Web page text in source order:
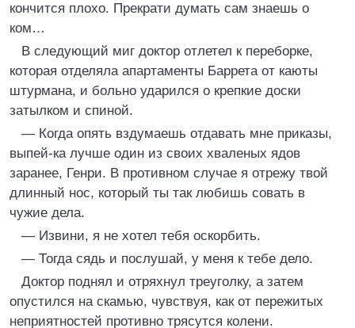
кончится плохо. Прекрати думать сам знаешь о
ком…
В следующий миг доктор отлетел к переборке,
которая отделяла апартаменты Баррета от каюты
штурмана, и больно ударился о крепкие доски
затылком и спиной.
— Когда опять вздумаешь отдавать мне приказы,
выпей-ка лучше один из своих хваленых ядов
заранее, Генри. В противном случае я отрежу твой
длинный нос, который ты так любишь совать в
чужие дела.
— Извини, я не хотел тебя оскорбить.
— Тогда сядь и послушай, у меня к тебе дело.
Доктор поднял и отряхнул треуголку, а затем
опустился на скамью, чувствуя, как от пережитых
неприятностей противно трясутся колени.